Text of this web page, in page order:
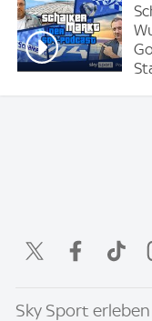
Sky Sport erleben